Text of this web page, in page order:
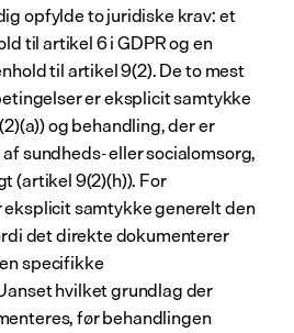
opfylde to juridiske krav: et
til artikel 6 i GDPR og en
til artikel 9(2). De to mest
er eksplicit samtykke
og behandling, der er
sundheds- eller socialomsorg,
(artikel 9(2)(h)). For
samtykke generelt den
det direkte dokumenterer
specifikke
hvilket grundlag der
før behandlingen